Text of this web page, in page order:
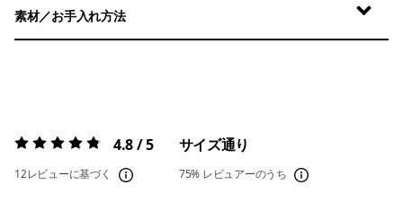
素材／お手入れ方法
評価:4.8 / 5 4.8 / 5
12レビューに基づく
サイズ通り
75% レビュアーのうち